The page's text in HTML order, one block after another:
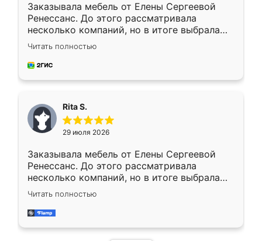
Заказывала мебель от Елены Сергеевой
Ренессанс. До этого рассматривала
несколько компаний, но в итоге выбрала
эту. Сначала обговорили условия, потом
приехал замерщик, всё спокойно объяснил
и снял размеры. Изготовили в срок, с
каких-либо доработок. Качеством осталась
довольна, все выглядит так, как и ожидала.
Читать полностью
Rita S.
29 июля 2026
Заказывала мебель от Елены Сергеевой
Ренессанс. До этого рассматривала
несколько компаний, но в итоге выбрала
эту. Сначала обговорили условия, потом
приехал замерщик, всё спокойно объяснил
и снял размеры. Изготовили в срок, с
Читать полностью